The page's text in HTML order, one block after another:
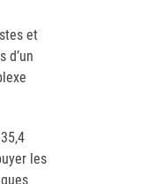
et
d’un
les